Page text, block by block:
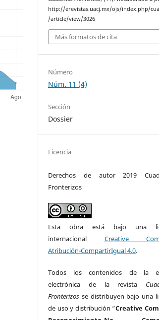
http://erevistas.uacj.mx/ojs/index.php/
/article/view/3026
Más formatos de cita
Número
Núm. 11 (4)
Sección
Dossier
Licencia
Derechos de autor 2019
Fronterizos
Esta obra está bajo una
internacional Creative
Atribución-CompartirIgual 4.0.
Todos los contenidos de la
electrónica de la revista
Fronterizos se distribuyen bajo una
de uso y distribución “Creative